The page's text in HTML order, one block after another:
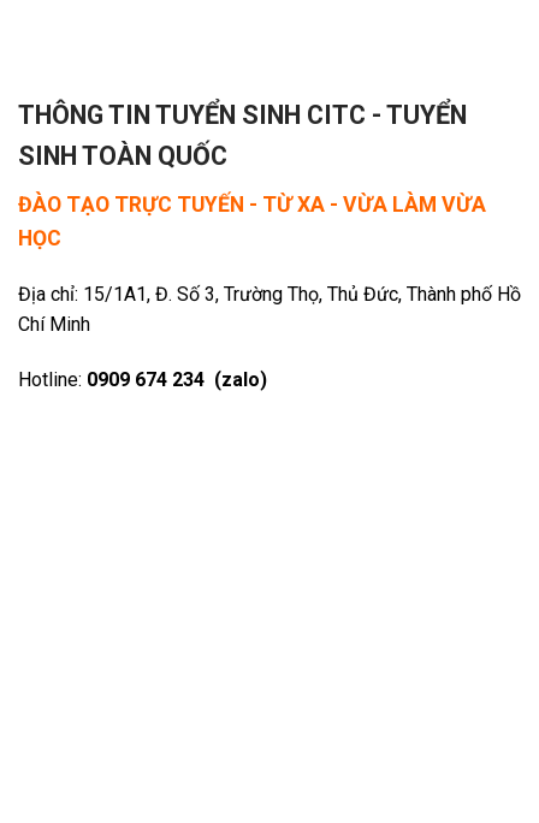
THÔNG TIN TUYỂN SINH CITC - TUYỂN
SINH TOÀN QUỐC
ĐÀO TẠO TRỰC TUYẾN - TỪ XA - VỪA LÀM VỪA
HỌC
Địa chỉ: 15/1A1, Đ. Số 3, Trường Thọ, Thủ Đức, Thành phố Hồ
Chí Minh
Hotline: 0909 674 234 (zalo)